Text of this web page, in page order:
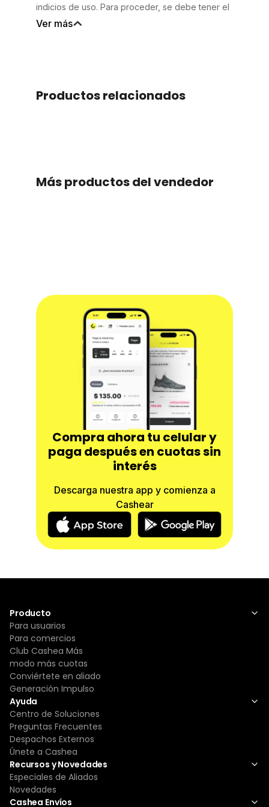
indicios de uso. Para proceder, se debe tener el
producto en efecto en tienda y que el equipo
Ver más
Productos relacionados
Más productos del vendedor
Compra ahora tu celular y
paga después en cuotas sin
interés
Descarga nuestra app y comienza a
Cashear
Producto
Para usuarios
Para comercios
Club Cashea Más
modo más cuotas
Conviértete en aliado
Generación Impulso
Ayuda
Centro de Soluciones
Preguntas Frecuentes
Despachos Externos
Únete a Cashea
Recursos y Novedades
Especiales de Aliados
Novedades
Cashea Envíos